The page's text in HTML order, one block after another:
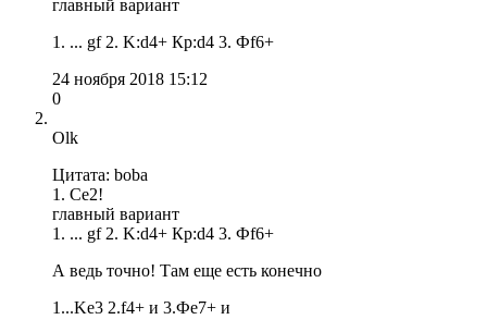
главный вариант
1. ... gf 2. K:d4+ Кр:d4 3. Фf6+
24 ноября 2018 15:12
0
Olk
Цитата: boba
1. Ce2!
главный вариант
1. ... gf 2. K:d4+ Кр:d4 3. Фf6+
А ведь точно! Там еще есть конечно
1...Ke3 2.f4+ и 3.Фe7+ и